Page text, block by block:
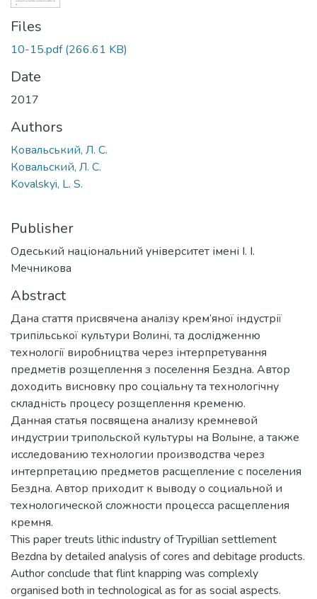
Files
10-15.pdf(266.61 KB)
Date
2017
Authors
Ковальський, Л. С.
Ковальский, Л. С.
Kovalskyi, L. S.
Publisher
Одеський національний університет імені І. І.
Мечникова
Abstract
Дана стаття присвячена аналізу крем’яної індустрії
трипільської культури Волині, та дослідженню
технології виробництва через інтерпретування
предметів розщеплення з поселення Бездна. Автор
доходить висновку про соціальну та технологічну
складність процесу розщеплення кременю.
Данная статья посвящена анализу кремневой
индустрии трипольской культуры на Волыне, а также
исследованию технологии производства через
интерпретацию предметов расщепление с поселения
Бездна. Автор приходит к выводу о социальной и
технологической сложности процесса расщепления
кремня.
This paper treuts lithic industry of Trypillian settlement
Bezdna by detailed analysis of cores and debitage products.
Author conclude that flint knapping was complexly
organised both in technological as for as social aspects.